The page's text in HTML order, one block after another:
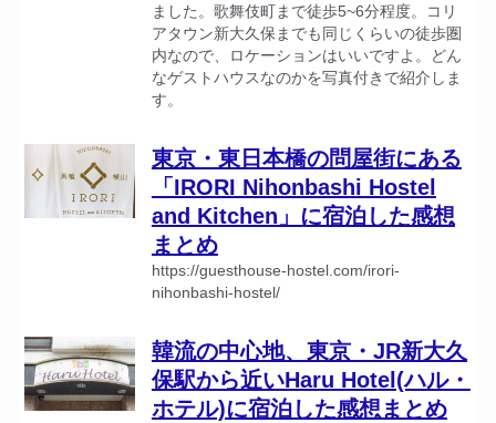
ました。歌舞伎町まで徒歩5~6分程度。コリ
アタウン新大久保までも同じくらいの徒歩圏
内なので、ロケーションはいいですよ。どん
なゲストハウスなのかを写真付きで紹介しま
す。
東京・東日本橋の問屋街にある
「IRORI Nihonbashi Hostel
and Kitchen」に宿泊した感想
まとめ
https://guesthouse-hostel.com/irori-
nihonbashi-hostel/
韓流の中心地、東京・JR新大久
保駅から近いHaru Hotel(ハル・
ホテル)に宿泊した感想まとめ